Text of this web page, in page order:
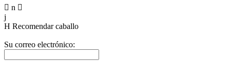
 n 
j
H Recomendar caballo
Su correo electrónico: